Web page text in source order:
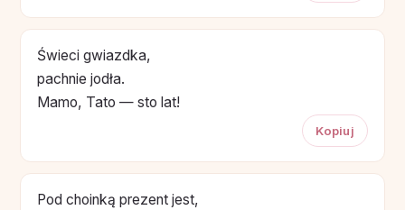
Świeci gwiazdka,
pachnie jodła.
Mamo, Tato — sto lat!
Kopiuj
Pod choinką prezent jest,